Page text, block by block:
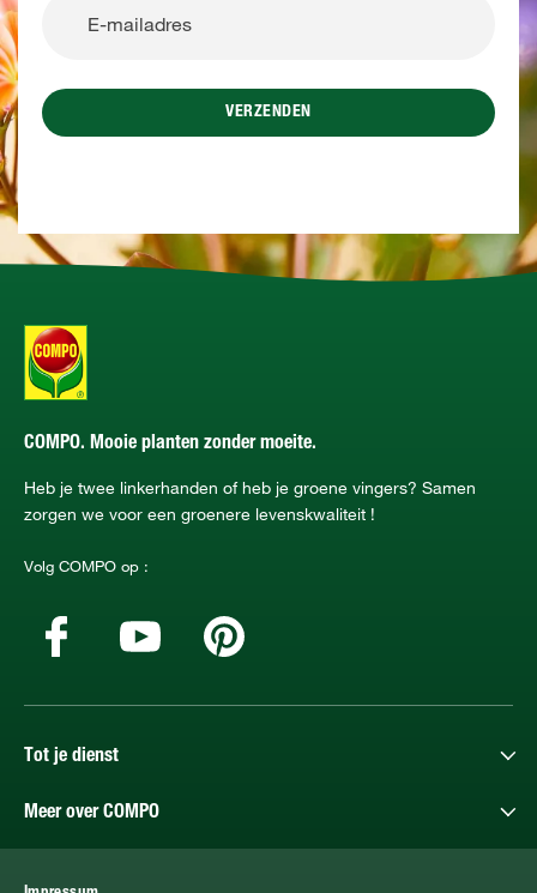
VERZENDEN
COMPO. Mooie planten zonder moeite.
Heb je twee linkerhanden of heb je groene vingers? Samen
zorgen we voor een groenere levenskwaliteit !
Volg COMPO op :
Tot je dienst
Meer over COMPO